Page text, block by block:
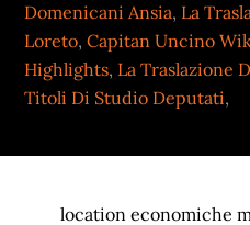
Domenicani Ansia, La
Loreto,Capitan Uncino
Highlights, La Traslazione
Titoli Di Studio Deputati,
location economiche